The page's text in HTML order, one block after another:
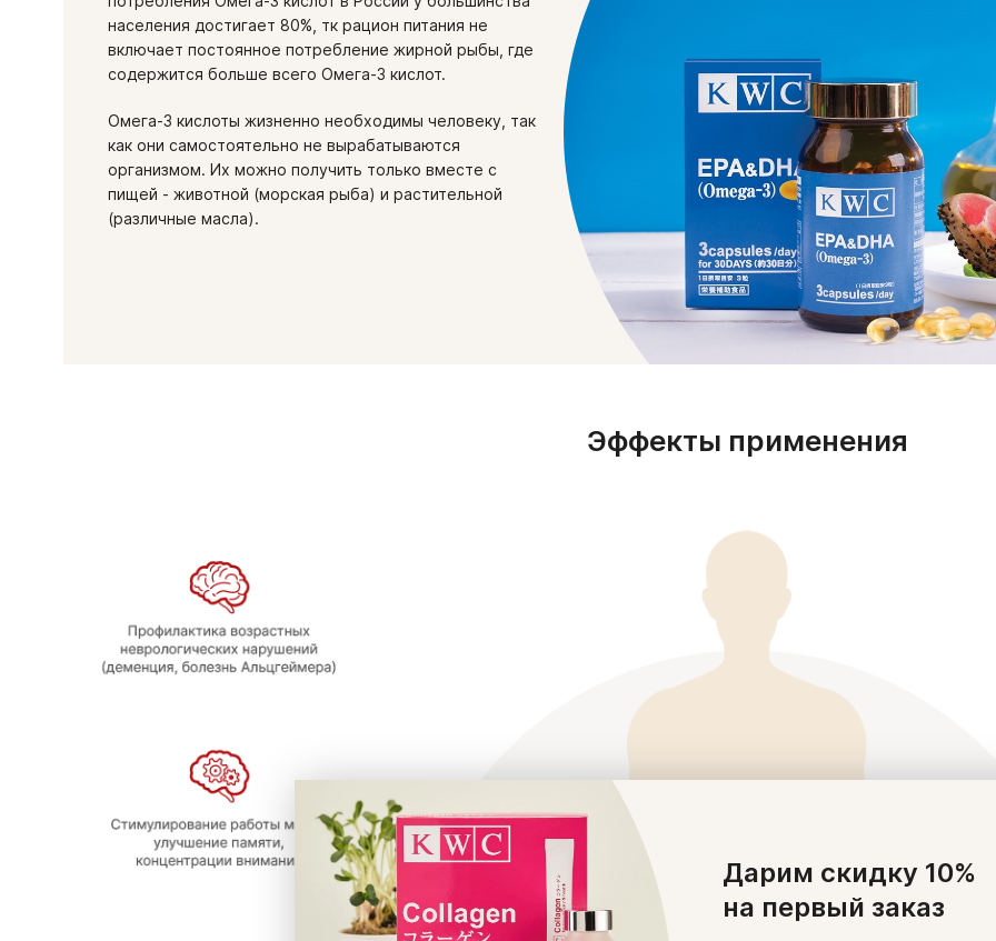
населения достигает 80%, тк рацион питания не
включает постоянное потребление жирной рыбы, где
содержится больше всего Омега-3 кислот.
Омега-3 кислоты жизненно необходимы человеку, так
как они самостоятельно не вырабатываются
организмом. Их можно получить только вместе с
пищей - животной (морская рыба) и растительной
(различные масла).
Эффекты применения
Дарим скидку 10%
на первый заказ